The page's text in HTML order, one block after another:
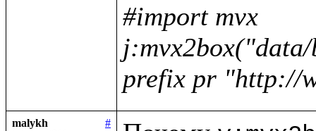
#import mvx
prefix pr "http://
malykh
#